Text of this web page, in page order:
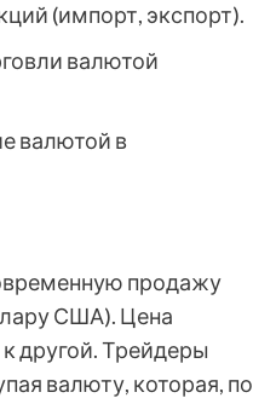
(импорт, экспорт).
валютой
валютой в
продажу
США). Цена
другой. Трейдеры
валюту, которая, по